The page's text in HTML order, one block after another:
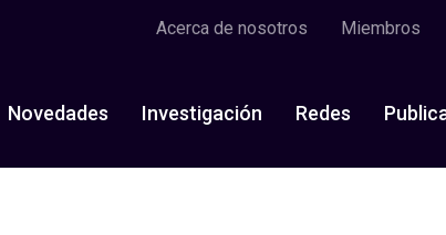
Acerca de nosotros Miembros
Novedades Investigación Redes